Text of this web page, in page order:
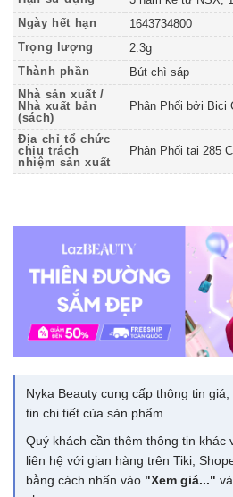
Ngày hết hạn
1643734800
Trọng lượng
2.3g
Thành phần
Bút chì sáp
Nhà sản xuất /
Nhà xuất bản
(sách)
Phân Phối bởi Bici
Địa chỉ tổ chức
chịu trách
nhiệm sản xuất
Phân Phối tại 285
Nyka Beauty cung cấp thông tin
tin chi tiết của sản phẩm.
Quý khách cần thêm thông tin khác
liên hệ với gian hàng trên Tiki,
bằng cách nhấn vào "Xem giá..."